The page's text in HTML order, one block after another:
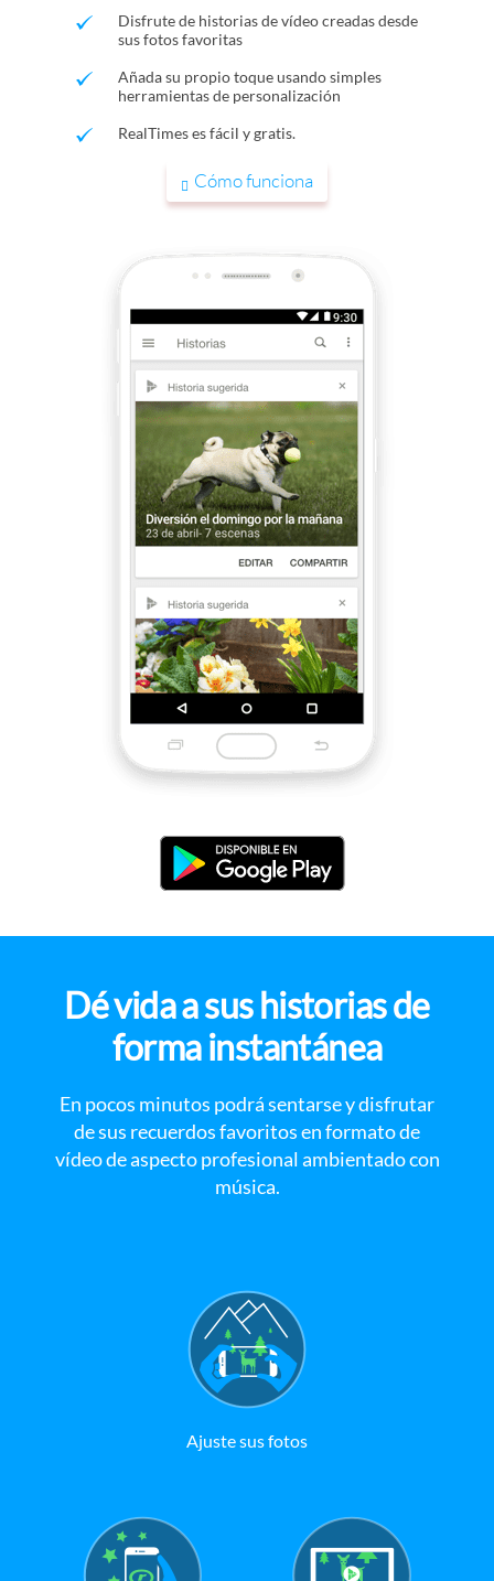
Disfrute de historias de vídeo creadas desde
sus fotos favoritas
Añada su propio toque usando simples
herramientas de personalización
RealTimes es fácil y gratis.
Cómo funciona
Dé vida a sus historias de
forma instantánea
En pocos minutos podrá sentarse y disfrutar
de sus recuerdos favoritos en formato de
vídeo de aspecto profesional ambientado con
música.
Ajuste sus fotos